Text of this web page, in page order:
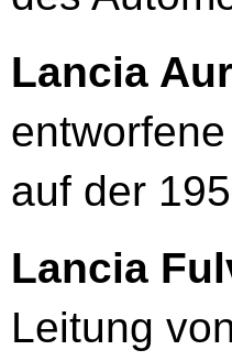
Lancia
auf der
Lancia
Leitung